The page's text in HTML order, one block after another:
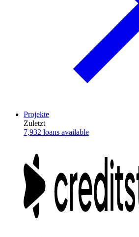
Projekte
Zuletzt
7,932 loans available